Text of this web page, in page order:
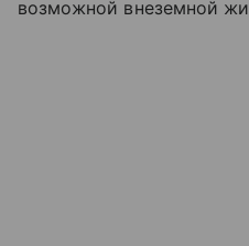
возможной внеземной